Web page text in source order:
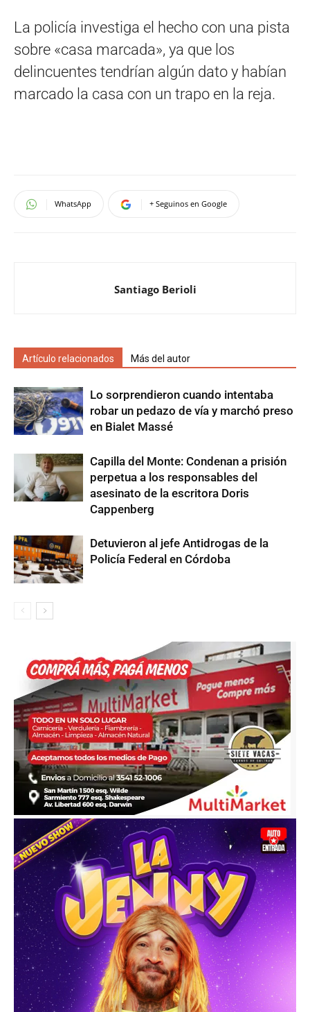
La policía investiga el hecho con una pista
sobre «casa marcada», ya que los
delincuentes tendrían algún dato y habían
marcado la casa con un trapo en la reja.
WhatsApp + Seguinos en Google
Santiago Berioli
Artículo relacionados Más del autor
Lo sorprendieron cuando intentaba
robar un pedazo de vía y marchó preso
en Bialet Massé
Capilla del Monte: Condenan a prisión
perpetua a los responsables del
asesinato de la escritora Doris
Cappenberg
Detuvieron al jefe Antidrogas de la
Policía Federal en Córdoba